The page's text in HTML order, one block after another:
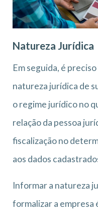
Natureza Jurídica
Em seguida, é
natureza jurídica de
o regime jurídico no
relação da pessoa
fiscalização no
aos dados
Informar a natureza
formalizar a empresa